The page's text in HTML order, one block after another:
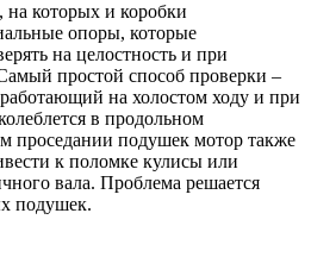
на которых и коробки
опоры, которые
на целостность и при
простой способ проверки –
работающий на холостом ходу и при
в продольном
проседании подушек мотор также
к поломке кулисы или
вала. Проблема решается
подушек.